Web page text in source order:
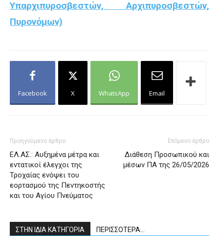
Υπαρχιπυροσβεστών, Αρχιπυροσβεστών,
Πυρονόμων)
Facebook X WhatsApp Email
Προηγούμενο άρθρο
ΕΛ.ΑΣ.: Αυξημένα μέτρα και
εντατικοί έλεγχοι της
Τροχαίας ενόψει του
εορτασμού της Πεντηκοστής
και του Αγίου Πνεύματος
Επόμενο άρθρο
Διάθεση Προσωπικού και
μέσων ΠΑ της 26/05/2026
ΣΤΗΝ ΙΔΙΑ ΚΑΤΗΓΟΡΙΑ ΠΕΡΙΣΣΟΤΕΡΑ...